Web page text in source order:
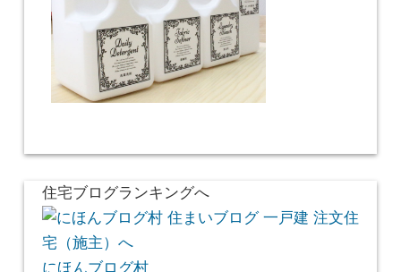
住宅ブログランキングへ
にほんブログ村